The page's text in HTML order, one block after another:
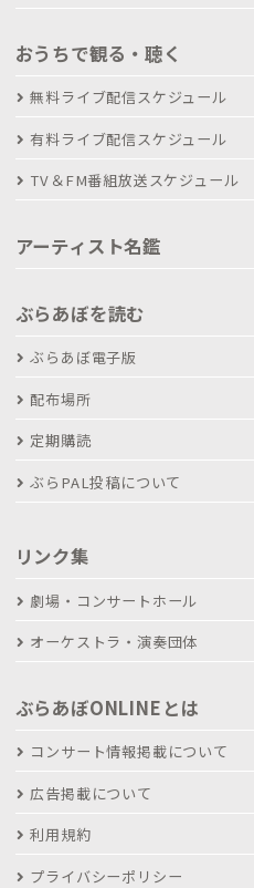
おうちで観る・聴く
無料ライブ配信スケジュール
有料ライブ配信スケジュール
TV＆FM番組放送スケジュール
アーティスト名鑑
ぶらあぼを読む
ぶらあぼ電子版
配布場所
定期購読
ぶらPAL投稿について
リンク集
劇場・コンサートホール
オーケストラ・演奏団体
ぶらあぼONLINEとは
コンサート情報掲載について
広告掲載について
利用規約
プライバシーポリシー